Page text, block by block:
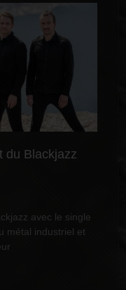
du Blackjazz
avec le single
métal industriel et